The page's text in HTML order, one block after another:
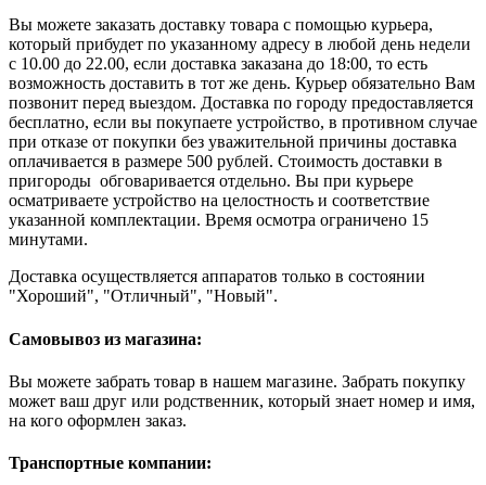
Вы можете заказать доставку товара с помощью курьера,
который прибудет по указанному адресу в любой день недели
с 10.00 до 22.00, если доставка заказана до 18:00, то есть
возможность доставить в тот же день. Курьер обязательно Вам
позвонит перед выездом. Доставка по городу предоставляется
бесплатно, если вы покупаете устройство, в противном случае
при отказе от покупки без уважительной причины доставка
оплачивается в размере 500 рублей. Стоимость доставки в
пригороды обговаривается отдельно. Вы при курьере
осматриваете устройство на целостность и соответствие
указанной комплектации. Время осмотра ограничено 15
минутами.
Доставка осуществляется аппаратов только в состоянии
"Хороший", "Отличный", "Новый".
Самовывоз из магазина:
Вы можете забрать товар в нашем магазине. Забрать покупку
может ваш друг или родственник, который знает номер и имя,
на кого оформлен заказ.
Транспортные компании: